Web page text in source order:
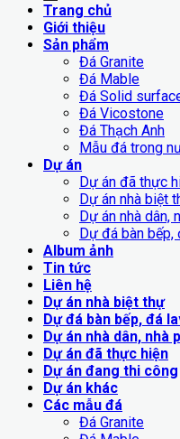
Trang chủ
Giới thiệu
Sản phẩm
Đá Granite
Đá Mable
Đá Solid
Đá Vicostone
Đá Thạch Anh
Mẫu đá trong
Dự án
Dự án đã thực
Dự án nhà biệt
Dự án nhà dân,
Dự đá bàn bếp,
Album ảnh
Tin tức
Liên hệ
Dự án nhà biệt thự
Dự đá bàn bếp, đá
Dự án nhà dân, nhà
Dự án đã thực hiện
Dự án đang thi công
Dự án khác
Các mẫu đá
Đá Granite